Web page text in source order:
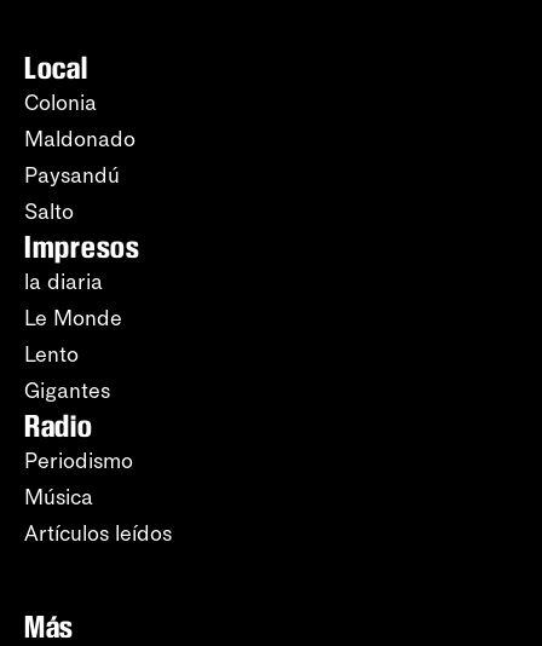
Local
Colonia
Maldonado
Paysandú
Salto
Impresos
la diaria
Le Monde
Lento
Gigantes
Radio
Periodismo
Música
Artículos leídos
Más